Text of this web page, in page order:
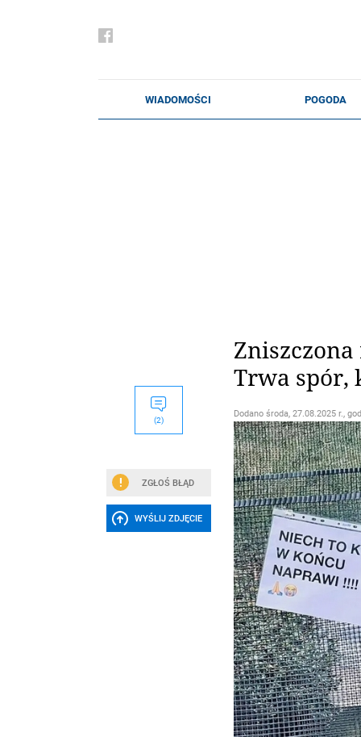
(2)
ZGŁOŚ BŁĄD
WYŚLIJ ZDJĘCIE
Trwa spór,
Dodano środa, 27.08.2025 r.,